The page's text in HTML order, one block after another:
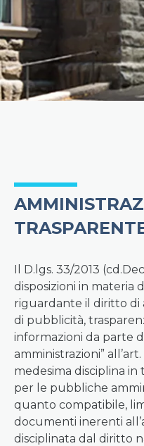
Il D.lgs. 33/2013
disposizioni in materia
riguardante il diritto di
di pubblicità,
informazioni da parte
amministrazioni”
medesima disciplina
per le pubbliche
quanto compatibile,
documenti inerenti
disciplinata dal diritto